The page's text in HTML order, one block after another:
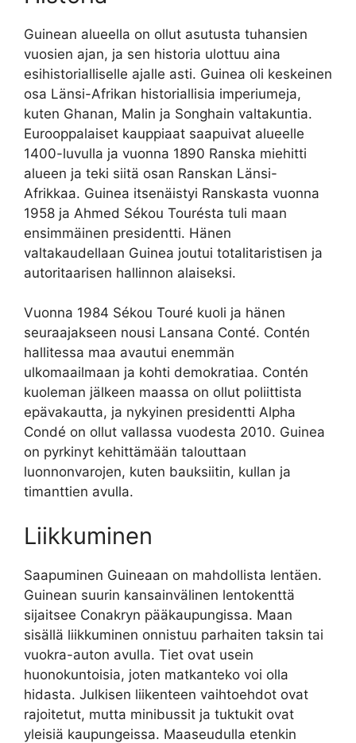
Guinean alueella on ollut asutusta tuhansien
vuosien ajan, ja sen historia ulottuu aina
esihistorialliselle ajalle asti. Guinea oli keskeinen
osa Länsi-Afrikan historiallisia imperiumeja,
kuten Ghanan, Malin ja Songhain valtakuntia.
Eurooppalaiset kauppiaat saapuivat alueelle
1400-luvulla ja vuonna 1890 Ranska miehitti
alueen ja teki siitä osan Ranskan Länsi-
Afrikkaa. Guinea itsenäistyi Ranskasta vuonna
1958 ja Ahmed Sékou Tourésta tuli maan
ensimmäinen presidentti. Hänen
valtakaudellaan Guinea joutui totalitaristisen ja
autoritaarisen hallinnon alaiseksi.
Vuonna 1984 Sékou Touré kuoli ja hänen
seuraajakseen nousi Lansana Conté. Contén
hallitessa maa avautui enemmän
ulkomaailmaan ja kohti demokratiaa. Contén
kuoleman jälkeen maassa on ollut poliittista
epävakautta, ja nykyinen presidentti Alpha
Condé on ollut vallassa vuodesta 2010. Guinea
on pyrkinyt kehittämään talouttaan
luonnonvarojen, kuten bauksiitin, kullan ja
timanttien avulla.
Liikkuminen
Saapuminen Guineaan on mahdollista lentäen.
Guinean suurin kansainvälinen lentokenttä
sijaitsee Conakryn pääkaupungissa. Maan
sisällä liikkuminen onnistuu parhaiten taksin tai
vuokra-auton avulla. Tiet ovat usein
huonokuntoisia, joten matkanteko voi olla
hidasta. Julkisen liikenteen vaihtoehdot ovat
rajoitetut, mutta minibussit ja tuktukit ovat
yleisiä kaupungeissa. Maaseudulla etenkin